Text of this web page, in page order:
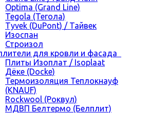
Optima (Grand Line)
Tegola (Тегола)
Tyvek (DuPont) / Тайвек
Изоспан
Строизол
для кровли и фасада
Плиты Изоплат / Isoplaat
Дёке (Docke)
Термоизоляция Теплокнауф
(KNAUF)
Rockwool (Роквул)
МДВП Белтермо (Белплит)